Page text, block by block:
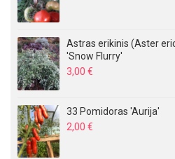
Astras erikinis (Aster
'Snow Flurry'
3,00 €
33 Pomidoras 'Aurija'
2,00 €